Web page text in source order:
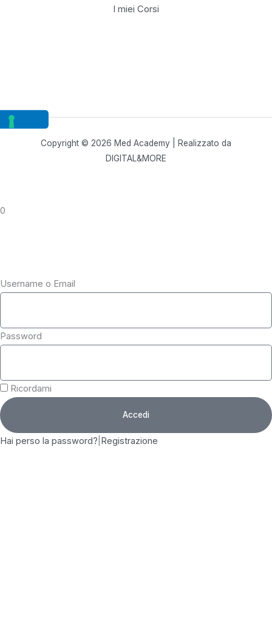
I miei Corsi
Copyright © 2026 Med Academy | Realizzato da
DIGITAL&MORE
0
Username o Email
Password
Ricordami
Accedi
Hai perso la password? Registrazione